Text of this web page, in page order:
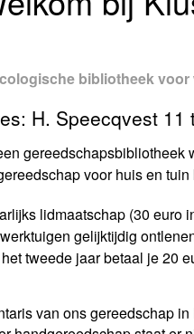
bibliotheek
H. Speecqvest 11
gereedschapsbibliotheek
voor huis en
lidmaatschap (30 euro
gelijktijdig
tweede jaar betaal je 20
van ons gereedschap